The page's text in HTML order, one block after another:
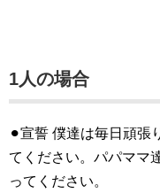
1人の場合
⚫︎宣誓 僕達は毎日頑張
てください。パパママ
ってください。